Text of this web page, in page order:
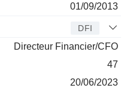
01/09/2013
DFI
Directeur Financier/CFO
47
20/06/2023